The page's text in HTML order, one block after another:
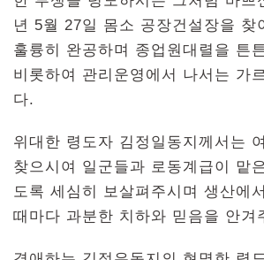
년 5월 27일 몸소 공장건설장을 찾
훌륭히 완공하며 종업원대렬을 튼
비롯하여 관리운영에서 나서는 가
다.
위대한 령도자 김정일동지께서는
찾으시여 일군들과 로동계급이 맡
도록 세심히 보살펴주시며 생산에
때마다 과분한 치하와 믿음을 안겨